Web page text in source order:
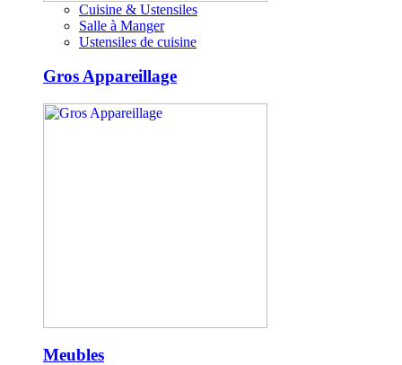
Cuisine & Ustensiles
Salle à Manger
Ustensiles de cuisine
Gros Appareillage
Meubles